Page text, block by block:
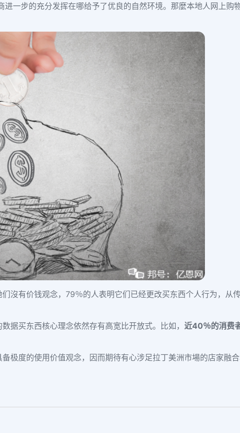
进一步的充分发挥在哪给予了优良的自然环境。 那麼本地人网上购
沒有价钱观念 ， 79％的人表明它们已经更改买东西个人行为 ，从
据买东西核心理念依然存有高宽比开放式。比如， 近40％的消费
极度的使用价值观念，
因而期待有心涉足拉丁美洲市場的店家融